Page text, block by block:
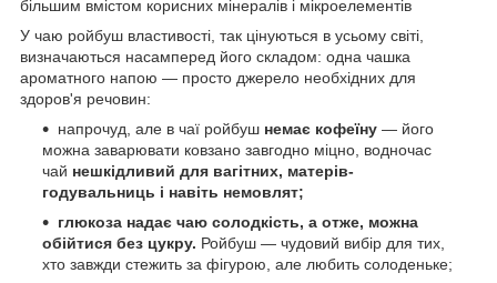
більшим вмістом корисних мінералів і мікроелементів
У чаю ройбуш властивості, так цінуються в усьому світі,
визначаються насамперед його складом: одна чашка
ароматного напою — просто джерело необхідних для
здоров'я речовин:
напрочуд, але в чаї ройбуш немає кофеїну — його
можна заварювати ковзано завгодно міцно, водночас
чай нешкідливий для вагітних, матерів-
годувальниць і навіть немовлят;
глюкоза надає чаю солодкість, а отже, можна
обійтися без цукру. Ройбуш — чудовий вибір для тих,
хто завжди стежить за фігурою, але любить солоденьке;